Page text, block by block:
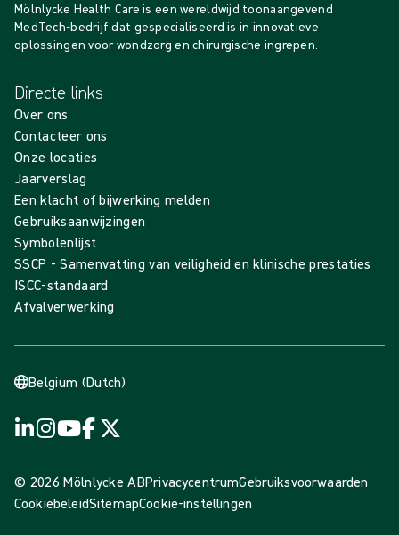
Mölnlycke Health Care is een wereldwijd toonaangevend
MedTech-bedrijf dat gespecialiseerd is in innovatieve
oplossingen voor wondzorg en chirurgische ingrepen.
Directe links
Over ons
Contacteer ons
Onze locaties
Jaarverslag
Een klacht of bijwerking melden
Gebruiksaanwijzingen
Symbolenlijst
SSCP - Samenvatting van veiligheid en klinische prestaties
ISCC-standaard
Afvalverwerking
Belgium (Dutch)
© 2026 Mölnlycke ABPrivacycentrumGebruiksvoorwaarden
CookiebeleidSitemapCookie-instellingen